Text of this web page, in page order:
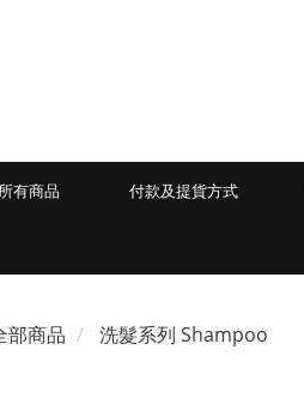
所有商品 付款及提貨方式
部商品 洗髮系列 Shampoo